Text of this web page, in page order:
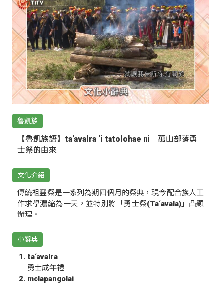
魯凱族
【魯凱族語】ta‘avalra ‘i tatolohae ni｜萬山部落勇
士祭的由來
文化介紹
傳統祖靈祭是一系列為期四個月的祭典，現今配合族人工
作求學濃縮為一天，並特別將「勇士祭(Ta‘avala)」凸顯
辦理。
小辭典
ta‘avalra
勇士成年禮
molapangolai